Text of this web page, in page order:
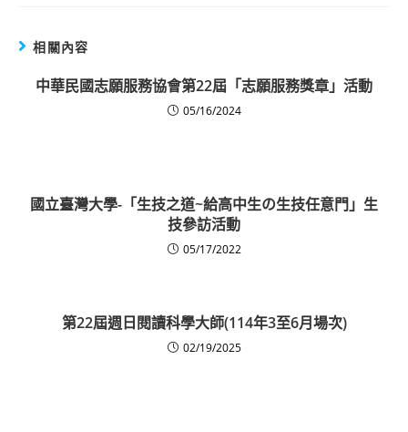
相關內容
中華民國志願服務協會第22屆「志願服務獎章」活動
05/16/2024
國立臺灣大學-「生技之道~給高中生の生技任意門」生
技參訪活動
05/17/2022
第22屆週日閱讀科學大師(114年3至6月場次)
02/19/2025